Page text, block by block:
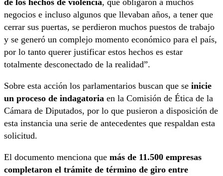
negocios e incluso algunos que llevaban años, a tener que
cerrar sus puertas, se perdieron muchos puestos de trabajo
y se generó un complejo momento económico para el país,
por lo tanto querer justificar estos hechos es estar
totalmente desconectado de la realidad”.
Sobre esta acción los parlamentarios buscan que se inicie
un proceso de indagatoria en la Comisión de Ética de la
Cámara de Diputados, por lo que pusieron a disposición de
esta instancia una serie de antecedentes que respaldan esta
solicitud.
El documento menciona que más de 11.500 empresas
completaron el trámite de término de giro entre